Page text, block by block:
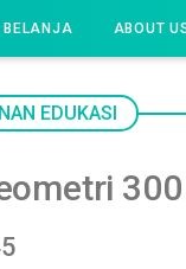
ABOUT
EDUKASI
300